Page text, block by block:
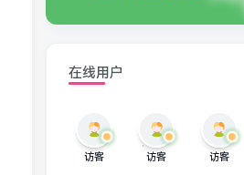
在线用户
访客 访客 访客